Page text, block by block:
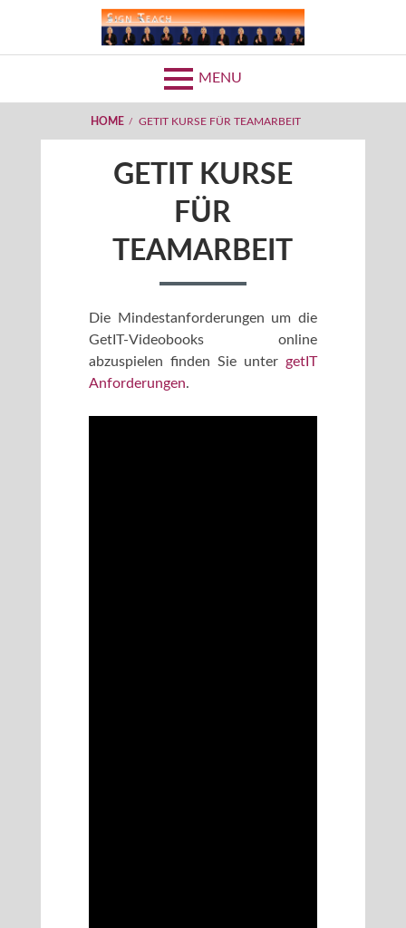
content
SIGNTEACH
MENU
BREADCRUMBS
HOME GETIT KURSE FÜR TEAMARBEIT
GETIT KURSE
FÜR
TEAMARBEIT
Die Mindestanforderungen um die
GetIT-Videobooks online
abzuspielen finden Sie unter getIT
Anforderungen.